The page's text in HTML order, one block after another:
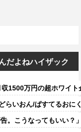
だよねハイザック
1500万円の超ホワイト
おん/ぱすてるおにくVer.」
。こうなってもいい？